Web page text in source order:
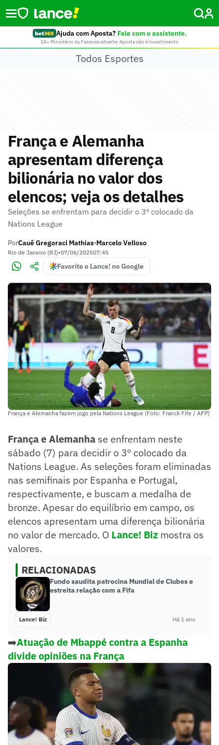
Ajuda com Aposta? Fale com o assistente.
18+ Ministério da Fazenda adverte: Aposta não é investimento
Todos Esportes
França e Alemanha
apresentam diferença
bilionária no valor dos
elencos; veja os detalhes
Seleções se enfrentam para decidir o 3º colocado da
Nations League
PorCauê Gregoraci Mathias•Marcelo Velloso
Rio de Janeiro (RJ)•07/06/202507:45
Favorite o Lance! no Google
França e Alemanha fazem jogo pela Nations League (Foto: Franck Fife / AFP)
França e Alemanha se enfrentam neste
sábado (7) para decidir o 3º colocado da
Nations League. As seleções foram eliminadas
nas semifinais por Espanha e Portugal,
respectivamente, e buscam a medalha de
bronze. Apesar do equilíbrio em campo, os
elencos apresentam uma diferença bilionária
no valor de mercado. O Lance! Biz mostra os
valores.
RELACIONADAS
Fundo saudita patrocina Mundial de Clubes e
estreita relação com a Fifa
Lance! Biz Há 1 ano
➡️Atuação de Mbappé contra a Espanha
divide opiniões na França